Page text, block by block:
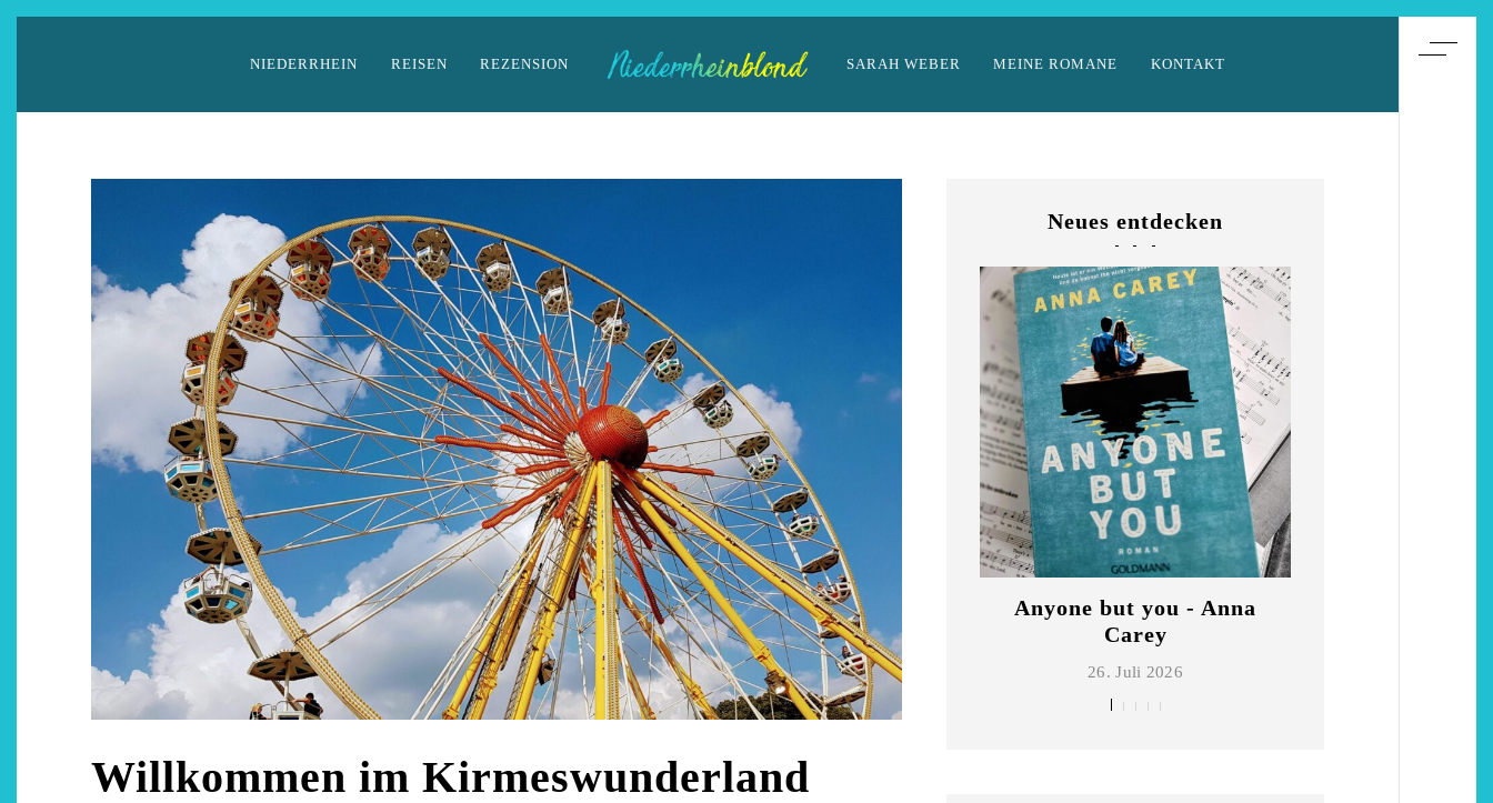
NIEDERRHEIN REISEN REZENSION SARAH WEBER MEINE ROMANE KONTAKT
Neues entdecken
Restsommer - Kea von
Garnier
5. April 2026
Auszeit im Landhaus
Beckmann
28. März 2026
Anyone but you - Anna
Carey
26. Juli 2026
Willkommen im Kirmeswunderland